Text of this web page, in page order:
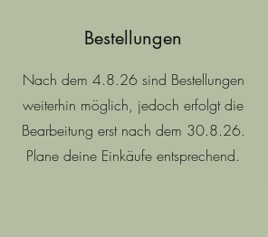
Bestellungen
Nach dem 4.8.26 sind Bestellungen
weiterhin möglich, jedoch erfolgt die
Bearbeitung erst nach dem 30.8.26.
Plane deine Einkäufe entsprechend.